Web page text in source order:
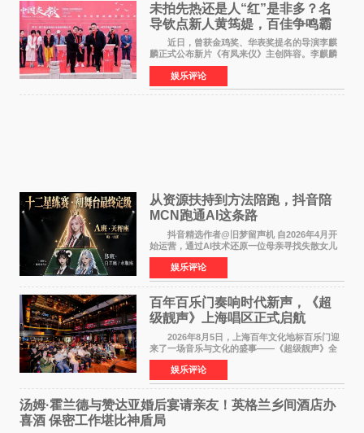
未拍先热还是人“红”是非多？名
导钦点新人黄筠媞，百佳争鸣霸
气回应
近日，曾获金鸡奖、华表奖提名的导演李麒
麟正式公布新片《有凤来仪》主创阵容。李麒麟
早年凭电影《华容道》获得金鸡奖、华表奖提
名，此后长期参与国内外电影制作，其担任制片
人参与的作品亦曾
娱乐评论
从资源扶持到方法陪跑，抖音陪
MCN跑通AI这条路
抖音精选作者@旧梦留声机 自2026年4月开
始运营，通过AI技术还原一位母亲寻找失散女儿
的故事，凭借强情感表达获得大量用户关注，发
布仅21小时便获得超1亿曝光、超1000万互动。
此后，账号持续沿
娱乐评论
百年百乐门奏响时代新声，《超
级靓声》上海唱区正式启航
2026年8月5日，上海百年文化地标百乐门迎
来了一场音乐与文化的盛事——《超级靓声》全
国励志音乐公益节目上海唱区新闻发布会暨启动
仪式在此隆重举行。各界领导、嘉宾与媒体朋友
齐聚一堂，共同
娱乐评论
汤姆·霍兰德与赞达亚婚后宴请亲友！英格兰乡间酒店办
喜酒 保密工作堪比神盾局